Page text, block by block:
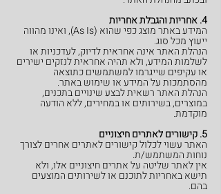
4. אחריות והגבלת אחריות
המידע באתר מוצג כפי שהוא (As Is), ואינו מהווה
ייעוץ מכל סוג.
הנהלת האתר אינה אחראית לדיוק, לעדכניות או
לשלמות המידע, ולא תהיה אחראית לנזקים ישירים
או עקיפים שייגרמו למשתמשים כתוצאה
מהסתמכות על המידע או שימוש באתר.
הנהלת האתר רשאית לבצע שינויים בתכנים,
במוצרים, בשירותים או במחירים, ללא הודעה
מוקדמת.
5. קישורים לאתרים חיצוניים
האתר עשוי לכלול קישורים לאתרים אחרים לצורך
נוחות המשתמש/ת.
אין לאתר שליטה על אתרים חיצוניים אלו, ולא
תישא באחריות לתוכנם או לשירותים המוצעים
בהם.